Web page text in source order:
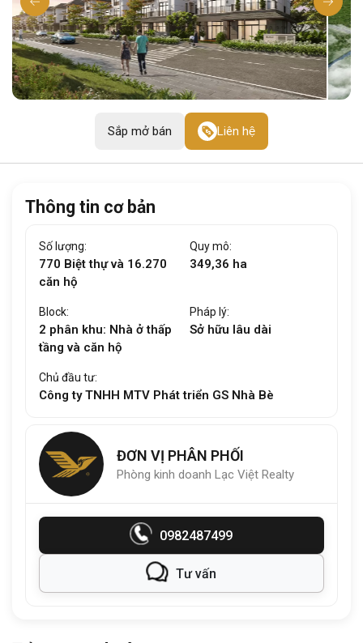
Sắp mở bán Liên hệ
Thông tin cơ bản
Số lượng:
770 Biệt thự và 16.270
căn hộ
Quy mô:
349,36 ha
Block:
2 phân khu: Nhà ở thấp
tầng và căn hộ
Pháp lý:
Sở hữu lâu dài
Chủ đầu tư:
Công ty TNHH MTV Phát triển GS Nhà Bè
ĐƠN VỊ PHÂN PHỐI
Phòng kinh doanh Lạc Việt Realty
0982487499
Tư vấn